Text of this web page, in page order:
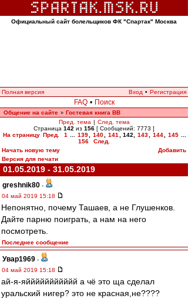
Официальный сайт болельщиков ФК "Спартак" Москва
Полная версия Вход • Регистрация
FAQ • Поиск
Общение на сайте » Гостевая книга ВВ
Пред. тема | След. тема
Страница 142 из 156 [ Сообщений: 7773 ]
На страницу Пред. 1 139 140 141 142 143 144 145
156
След.
Начать новую тему
Добавить
Версия для печати
01.05.2019 - 31.05.2019
greshnik80 -
04 май 2019 15:18
Непонятно, почему Ташаев, а не Глушенков.
Дайте парню поиграть, а нам на него
посмотреть.
Последнее сообщение
Увар1969 -
04 май 2019 15:18
ай-я-яййййййййййй а чё это ща сделал
уральский нигер? это не красная,не????